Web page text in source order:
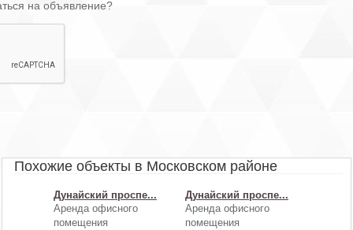
на объявление?
Похожие объекты в Московском районе
Дунайский проспе...
Аренда офисного
помещения
Дунайский проспе...
Аренда офисного
помещения